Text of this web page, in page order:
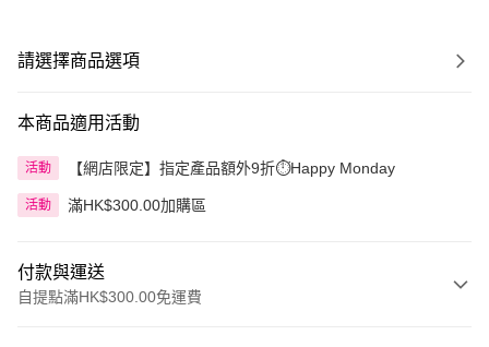
請選擇商品選項
本商品適用活動
活動 【網店限定】指定產品額外9折⏱️Happy Monday
活動 滿HK$300.00加購區
付款與運送
自提點滿HK$300.00免運費